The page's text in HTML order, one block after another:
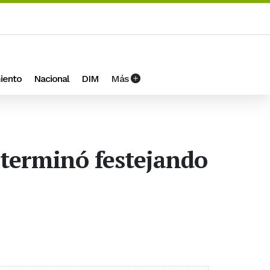
Nacional DIM Más
terminó festejando